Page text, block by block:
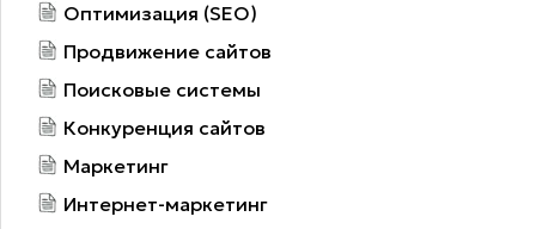
Оптимизация (SEO)
Продвижение сайтов
Поисковые системы
Конкуренция сайтов
Маркетинг
Интернет-маркетинг